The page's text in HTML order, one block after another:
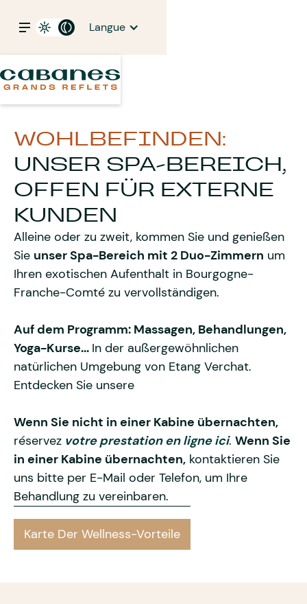
Langue
WOHLBEFINDEN:
UNSER SPA-BEREICH,
OFFEN FÜR EXTERNE
KUNDEN
Alleine oder zu zweit, kommen Sie und genießen
Sie unser Spa-Bereich mit 2 Duo-Zimmern um
Ihren exotischen Aufenthalt in Bourgogne-
Franche-Comté zu vervollständigen.
Auf dem Programm: Massagen, Behandlungen,
Yoga-Kurse... In der außergewöhnlichen
natürlichen Umgebung von Etang Verchat.
Entdecken Sie unsere
Wenn Sie nicht in einer Kabine übernachten,
réservez votre prestation en ligne ici. Wenn Sie
in einer Kabine übernachten, kontaktieren Sie
uns bitte per E-Mail oder Telefon, um Ihre
Behandlung zu vereinbaren.
Karte Der Wellness-Vorteile